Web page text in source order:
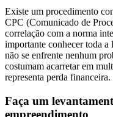
Existe um procedimento
CPC (Comunicado de
correlação com a norma
importante conhecer toda a
não se enfrente nenhum
costumam acarretar em
representa perda financeira.
Faça um
empreendimento